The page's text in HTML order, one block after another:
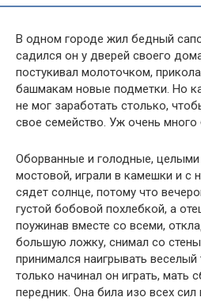
В одном городе жил бедный
садился он у дверей своего
постукивал молоточком,
башмакам новые подметки. Но
не мог заработать столько,
свое семейство. Уж очень
Оборванные и голодные,
мостовой, играли в камешки и с
сядет солнце, потому что
густой бобовой похлебкой, а
поужинав вместе со всеми,
большую ложку, снимал со
принимался наигрывать веселый
только начинал он играть, мать
передник. Она била изо всех